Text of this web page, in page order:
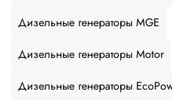
Дизельные генераторы MGE
Дизельные генераторы Motor
Дизельные генераторы